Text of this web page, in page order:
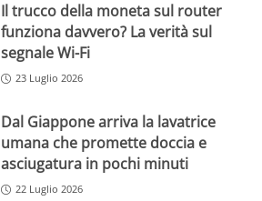
Il trucco della moneta sul router
funziona davvero? La verità sul
segnale Wi-Fi
23 Luglio 2026
Dal Giappone arriva la lavatrice
umana che promette doccia e
asciugatura in pochi minuti
22 Luglio 2026